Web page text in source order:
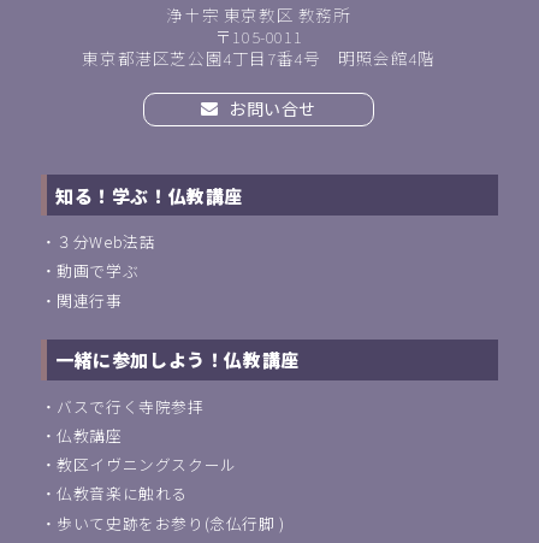
浄土宗 東京教区 教務所
〒105-0011
東京都港区芝公園4丁目7番4号 明照会館4階
お問い合せ
知る！学ぶ！仏教講座
・ ３分Web法話
・動画で学ぶ
・ 関連行事
一緒に参加しよう！仏教講座
・ バスで行く寺院参拝
・仏教講座
・教区イヴニングスクール
・仏教音楽に触れる
・ 歩いて史跡をお参り(念仏行脚 )